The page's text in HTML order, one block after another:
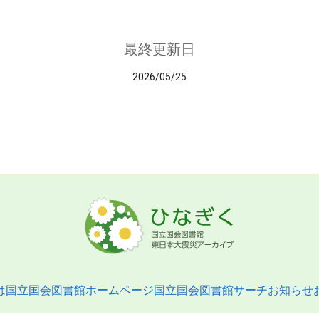
最終更新日
2026/05/25
国立国会図書館ホームページ国立国会図書館サーチお知らせ